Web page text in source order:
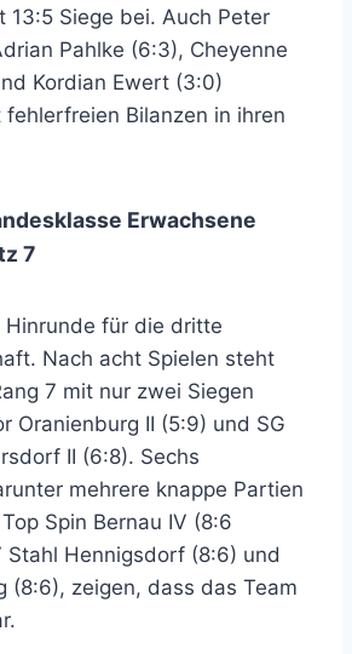
13:5 Siege bei. Auch Peter
Pahlke (6:3), Cheyenne
Kordian Ewert (3:0)
Bilanzen in ihren
Erwachsene
7
Hinrunde für die dritte
Nach acht Spielen steht
7 mit nur zwei Siegen
Oranienburg II (5:9) und SG
II (6:8). Sechs
mehrere knappe Partien
Spin Bernau IV (8:6
Stahl Hennigsdorf (8:6) und
(8:6), zeigen, dass das Team